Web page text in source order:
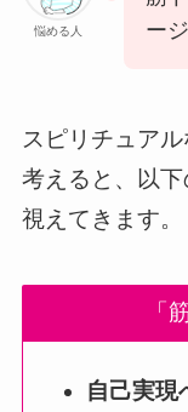
悩める人
ー
スピリチュア
考えると、以
視えてきます。
「
自己実現